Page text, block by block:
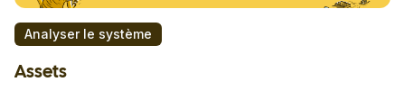
Analyser le système
Assets